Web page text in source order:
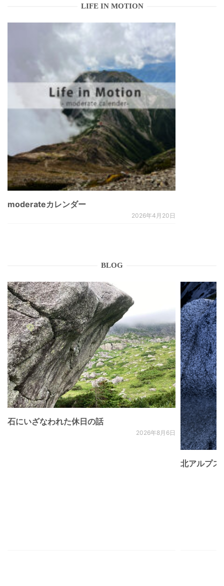
LIFE IN MOTION
moderateカレンダー
2026年4月20日
BLOG
石にいざなわれた休日の話
2026年8月6日
北アルプ